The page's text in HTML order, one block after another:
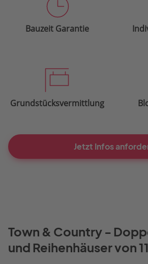
Bauzeit Garantie
Grundstücksvermittlung
Jetzt Infos
Town & Country -
und Reihenhäuser von